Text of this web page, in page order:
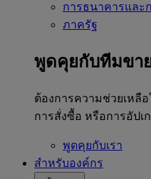
การธนาคารและ
ภาครัฐ
พูดคุยกับทีมขาย
ต้องการความช่วยเหลื
การสั่งซื้อ หรือการอัป
พูดคุยกับเรา
สำหรับองค์กร